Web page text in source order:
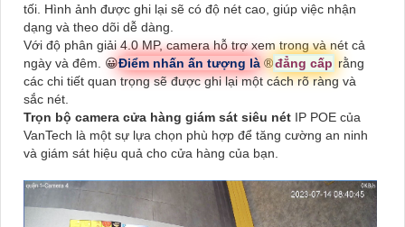
tối. Hình ảnh được ghi lại sẽ có độ nét cao, giúp việc nhận
dạng và theo dõi dễ dàng.
Với độ phân giải 4.0 MP, camera hỗ trợ xem trong và nét cả
ngày và đêm. 😀Điểm nhấn ấn tượng là ®️đẳng cấp rằng
các chi tiết quan trọng sẽ được ghi lại một cách rõ ràng và
sắc nét.
Trọn bộ camera cửa hàng giám sát siêu nét IP POE của
VanTech là một sự lựa chọn phù hợp để tăng cường an ninh
và giám sát hiệu quả cho cửa hàng của bạn.